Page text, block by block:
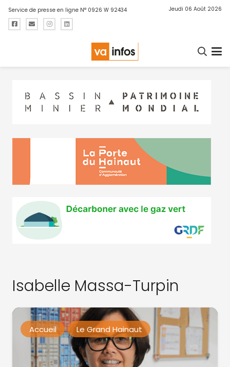
Service de presse en ligne N° 0926 W 92434 Jeudi 06 Août 2026
Isabelle Massa-Turpin
Accueil Le Grand Hainaut